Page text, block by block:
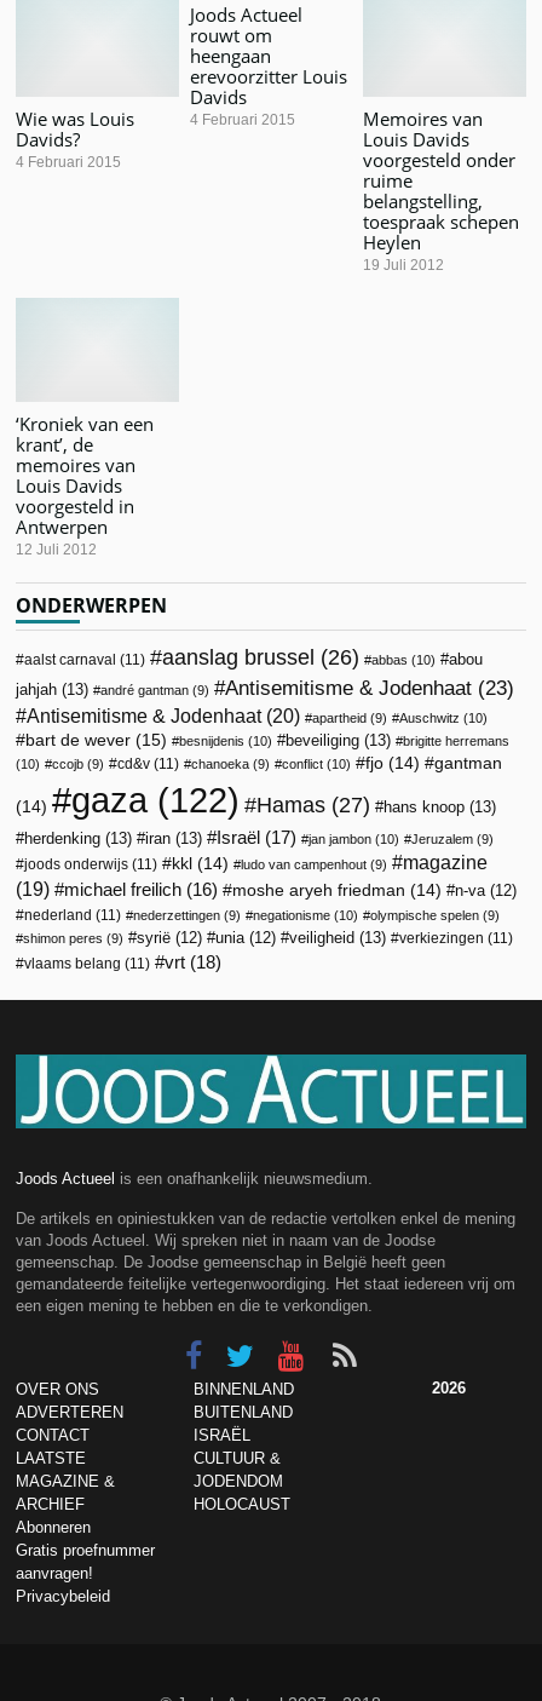
Wie was Louis
Davids?
4 Februari 2015
Joods Actueel
rouwt om
heengaan
erevoorzitter Louis
Davids
4 Februari 2015
Memoires van
Louis Davids
voorgesteld onder
ruime
belangstelling,
toespraak schepen
Heylen
19 Juli 2012
‘Kroniek van een
krant’, de
memoires van
Louis Davids
voorgesteld in
Antwerpen
12 Juli 2012
ONDERWERPEN
aalst carnaval (11) aanslag brussel (26) abbas (10)
abou
jahjah (13) andré gantman (9) Antisemitisme & Jodenhaat (23)
Antisemitisme & Jodenhaat(20) apartheid (9) Auschwitz (10)
bart de wever (15) besnijdenis (10) beveiliging (13)
brigitte herremans
(10)
ccojb (9) cd&v (11) chanoeka (9) conflict (10) fjo (14) gantman
(14) gaza(122) Hamas (27) hans knoop (13)
herdenking (13) iran (13) Israël (17) jan jambon (10) Jeruzalem (9)
joods onderwijs (11) kkl (14) ludo van campenhout (9)
magazine
(19)
michael freilich (16) moshe aryeh friedman (14) n-va(12)
nederland (11) nederzettingen (9) negationisme (10) olympische spelen (9)
shimon peres (9) syrië (12) unia(12) veiligheid (13) verkiezingen (11)
vlaams belang (11) vrt (18)
Joods Actueel is een onafhankelijk nieuwsmedium.
De artikels en opiniestukken van de redactie vertolken enkel de mening
van Joods Actueel. Wij spreken niet in naam van de Joodse
gemeenschap. De Joodse gemeenschap in België heeft geen
gemandateerde feitelijke vertegenwoordiging. Het staat iedereen vrij om
een eigen mening te hebben en die te verkondigen.
OVER ONS
ADVERTEREN
CONTACT
LAATSTE
MAGAZINE &
ARCHIEF
Abonneren
Gratis proefnummer
aanvragen!
Privacybeleid
BINNENLAND
BUITENLAND
ISRAËL
CULTUUR &
JODENDOM
HOLOCAUST
2026